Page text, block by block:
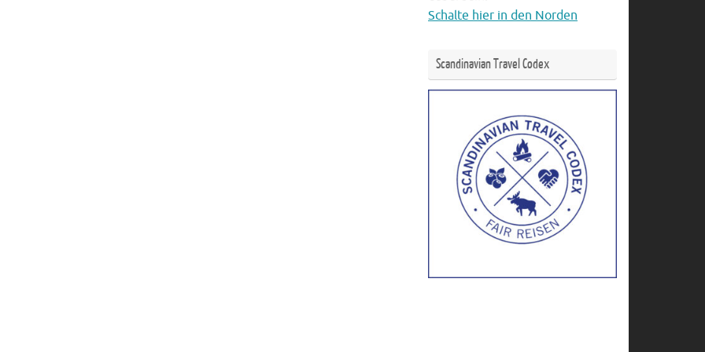
Schalte hier in den Norden
Scandinavian Travel Codex